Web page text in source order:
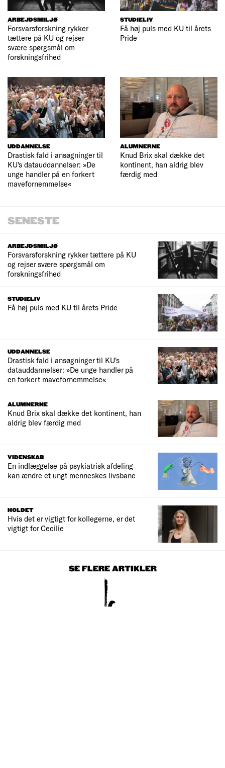
ARBEJDSMILJØ
Forsvarsforskning rykker
tættere på KU og rejser
svære spørgsmål om
forskningsfrihed
STUDIELIV
Få høj puls med KU til årets
Pride
UDDANNELSE
Drastisk fald i ansøgninger til
KU's datauddannelser: »De
unge handler på en forkert
mavefornemmelse«
ALUMNERNE
Knud Brix skal dække det
kontinent, han aldrig blev
færdig med
SENESTE
ARBEJDSMILJØ
Forsvarsforskning rykker tættere på KU
og rejser svære spørgsmål om
forskningsfrihed
STUDIELIV
Få høj puls med KU til årets Pride
UDDANNELSE
Drastisk fald i ansøgninger til KU's
datauddannelser: »De unge handler på
en forkert mavefornemmelse«
ALUMNERNE
Knud Brix skal dække det kontinent, han
aldrig blev færdig med
VIDENSKAB
En indlæggelse på psykiatrisk afdeling
kan ændre et ungt menneskes livsbane
HOLDET
Hvis det er vigtigt for kollegerne, er det
vigtigt for Cecilie
SE FLERE ARTIKLER